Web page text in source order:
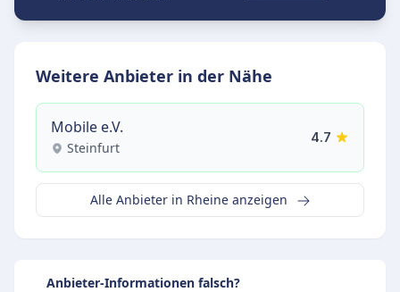
Weitere Anbieter in der Nähe
Mobile e.V.
Steinfurt
4.7
Alle Anbieter in Rheine anzeigen
Anbieter-Informationen falsch?